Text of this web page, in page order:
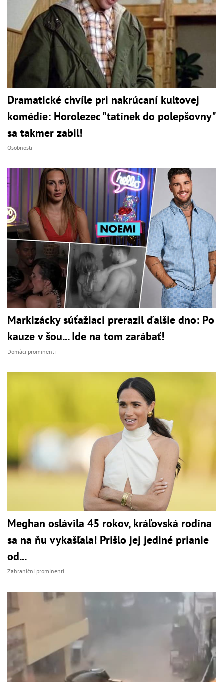
Dramatické chvíle pri nakrúcaní kultovej
komédie: Horolezec "tatínek do polepšovny"
sa takmer zabil!
Osobnosti
Markizácky súťažiaci prerazil ďalšie dno: Po
kauze v šou... Ide na tom zarábať!
Domáci prominenti
Meghan oslávila 45 rokov, kráľovská rodina
sa na ňu vykašľala! Prišlo jej jediné prianie
od...
Zahraniční prominenti